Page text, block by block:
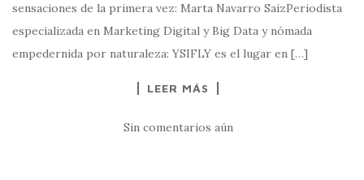
sensaciones de la primera vez: Marta Navarro SaizPeriodista
especializada en Marketing Digital y Big Data y nómada
empedernida por naturaleza: YSIFLY es el lugar en […]
LEER MÁS
Sin comentarios aún